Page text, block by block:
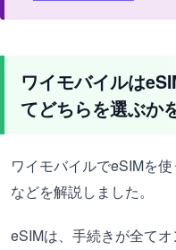
ワイモバイルは
てどちらを選ぶか
ワイモバイルでeSIMを
などを解説しました。
eSIMは、手続きが全て